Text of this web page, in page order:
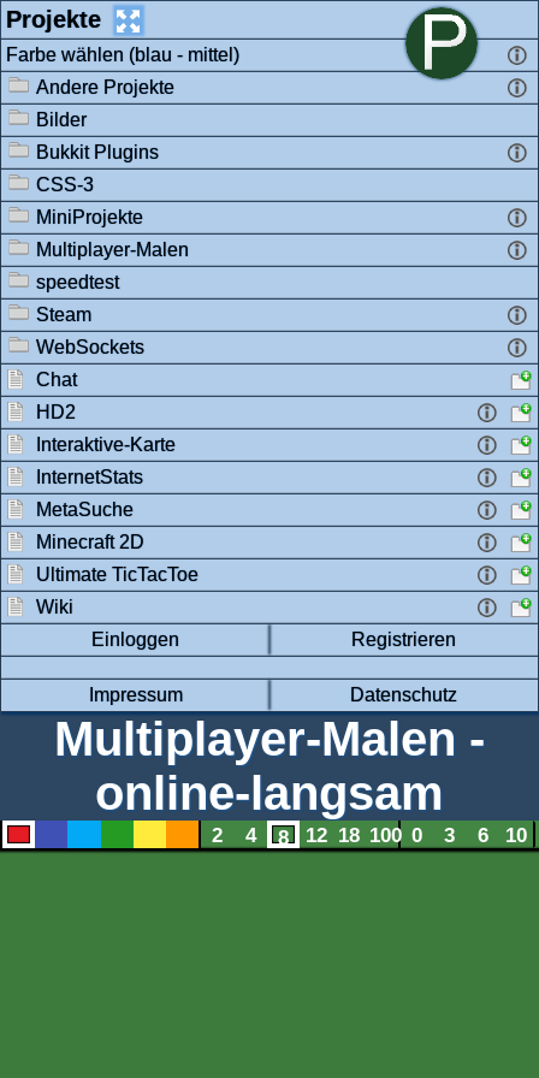
Projekte
Farbe wählen (blau - mittel)
Andere Projekte
Bilder
Bukkit Plugins
CSS-3
MiniProjekte
Multiplayer-Malen
speedtest
Steam
WebSockets
Chat
HD2
Interaktive-Karte
InternetStats
MetaSuche
Minecraft 2D
Ultimate TicTacToe
Wiki
Einloggen
Registrieren
Impressum Datenschutz
Multiplayer-Malen -
online-langsam